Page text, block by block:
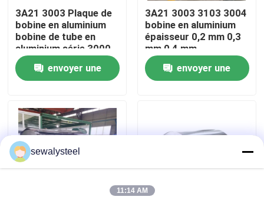
Visite d'usine
Contrôle de la qualité
Contact
nouvelles
Tous les cas
Demande de soumission
3A21 3003 Plaque de
bobine en aluminium
bobine de tube en
aluminium série 3000
envoyer une
3A21 3003 3103 3004
bobine en aluminium
épaisseur 0,2 mm 0,3
mm 0,4 mm
envoyer une
sewalysteel
11:14 AM